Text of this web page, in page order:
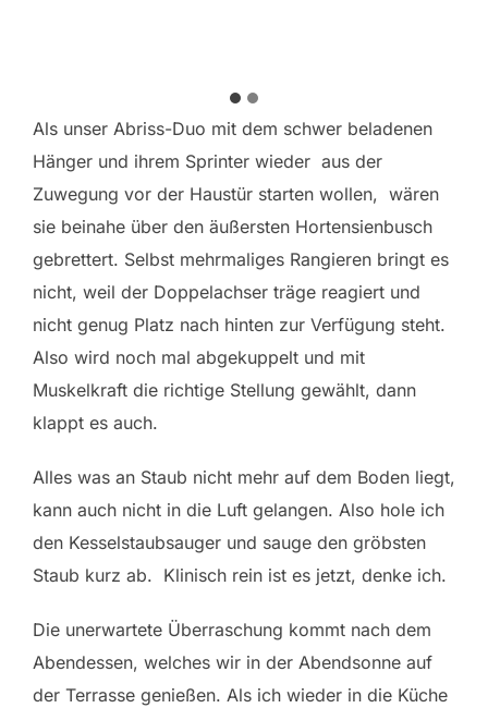
Als unser Abriss-Duo mit dem schwer beladenen
Hänger und ihrem Sprinter wieder aus der
Zuwegung vor der Haustür starten wollen, wären
sie beinahe über den äußersten Hortensienbusch
gebrettert. Selbst mehrmaliges Rangieren bringt es
nicht, weil der Doppelachser träge reagiert und
nicht genug Platz nach hinten zur Verfügung steht.
Also wird noch mal abgekuppelt und mit
Muskelkraft die richtige Stellung gewählt, dann
klappt es auch.
Alles was an Staub nicht mehr auf dem Boden liegt,
kann auch nicht in die Luft gelangen. Also hole ich
den Kesselstaubsauger und sauge den gröbsten
Staub kurz ab. Klinisch rein ist es jetzt, denke ich.
Die unerwartete Überraschung kommt nach dem
Abendessen, welches wir in der Abendsonne auf
der Terrasse genießen. Als ich wieder in die Küche